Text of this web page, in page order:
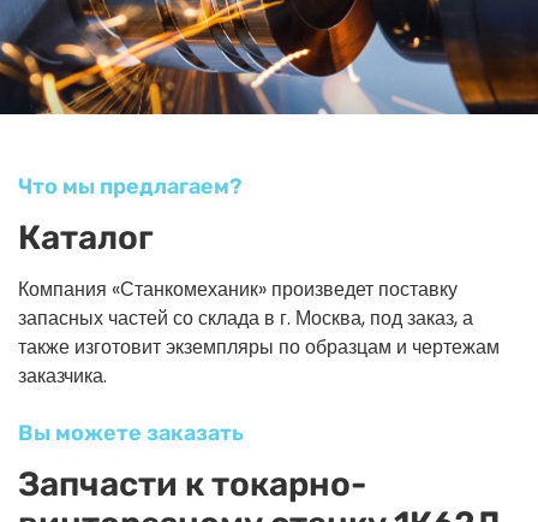
Что мы предлагаем?
Каталог
Компания «Станкомеханик» произведет поставку
запасных частей со склада в г. Москва, под заказ, а
также изготовит экземпляры по образцам и чертежам
заказчика.
Вы можете заказать
Запчасти к токарно-